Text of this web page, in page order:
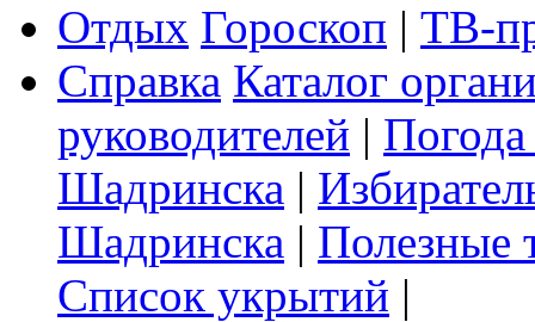
Отдых Гороскоп | ТВ-
Справка Каталог
руководителей |
Шадринска |
Шадринска | Полезные
Список укрытий |